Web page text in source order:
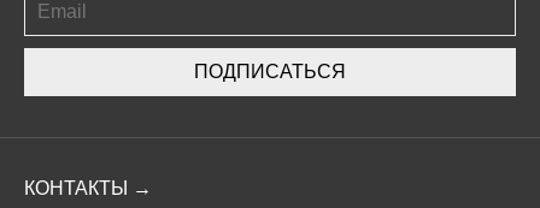
ПОДПИСАТЬСЯ
КОНТАКТЫ →